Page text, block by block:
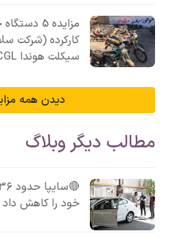
مزایده 5
کارکرده (شرکت
سیکلت هوندا ۱۲۵CGL ، هایما 7x
دیدن همه
مطالب دیگر وبلاگ
خود را کاهش داد